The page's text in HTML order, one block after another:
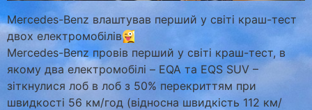
Mercedes-Benz влаштував перший у світі краш-тест
двох електромобілів
Mercedes-Benz провів перший у світі краш-тест, в
якому два електромобілі – EQA та EQS SUV –
зіткнулися лоб в лоб з 50% перекриттям при
швидкості 56 км/год (відносна швидкість 112 км/